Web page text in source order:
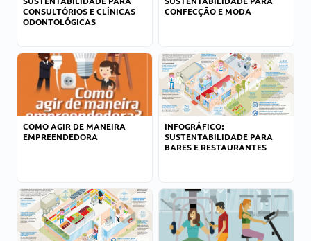
CONSULTÓRIOS E CLÍNICAS
ODONTOLÓGICAS
CONFECÇÃO E MODA
COMO AGIR DE MANEIRA
EMPREENDEDORA
INFOGRÁFICO:
SUSTENTABILIDADE PARA
BARES E RESTAURANTES